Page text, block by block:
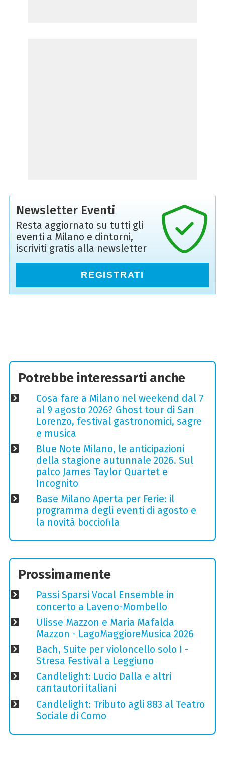
Newsletter Eventi
Resta aggiornato su tutti gli
eventi a Milano e dintorni,
iscriviti gratis alla newsletter
REGISTRATI
Potrebbe interessarti anche
Cosa fare a Milano nel weekend dal 7
al 9 agosto 2026? Ghost tour di San
Lorenzo, festival gastronomici, sagre
e musica
Blue Note Milano, le anticipazioni
della stagione autunnale 2026. Sul
palco James Taylor Quartet e
Incognito
Base Milano Aperta per Ferie: il
programma degli eventi di agosto e
la novità bocciofila
Prossimamente
Passi Sparsi Vocal Ensemble in
concerto a Laveno-Mombello
Ulisse Mazzon e Maria Mafalda
Mazzon - LagoMaggioreMusica 2026
Bach, Suite per violoncello solo I -
Stresa Festival a Leggiuno
Candlelight: Lucio Dalla e altri
cantautori italiani
Candlelight: Tributo agli 883 al Teatro
Sociale di Como